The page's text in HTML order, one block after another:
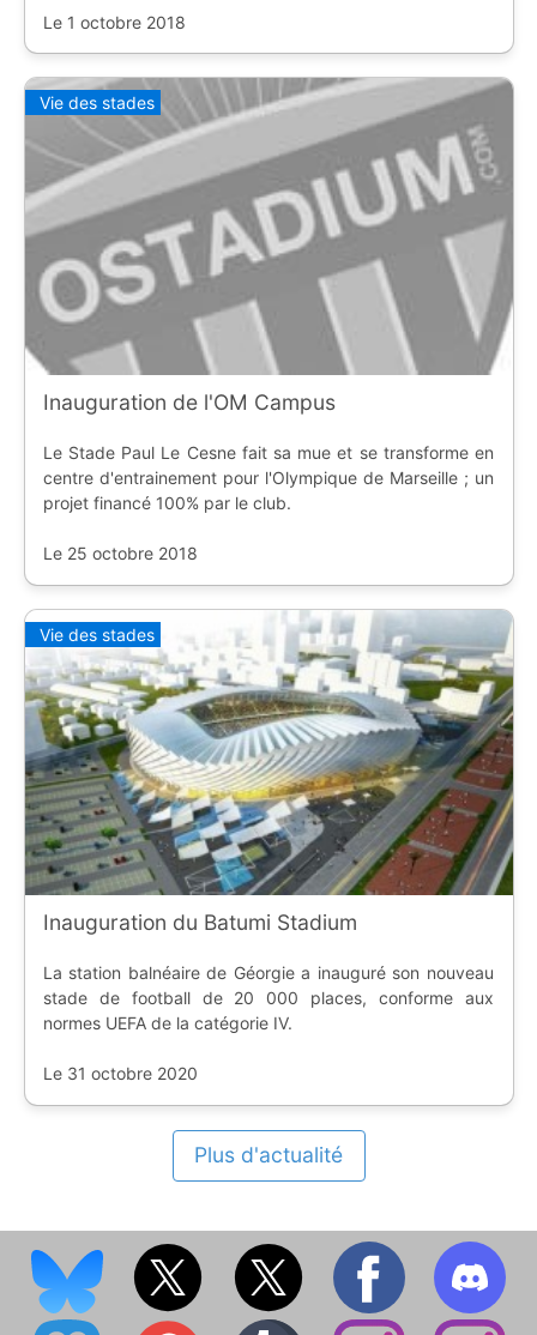
Le 1 octobre 2018
Vie des stades
Inauguration de l'OM Campus
Le Stade Paul Le Cesne fait sa mue et se transforme en
centre d'entrainement pour l'Olympique de Marseille ; un
projet financé 100% par le club.
Le 25 octobre 2018
Vie des stades
Inauguration du Batumi Stadium
La station balnéaire de Géorgie a inauguré son nouveau
stade de football de 20 000 places, conforme aux
normes UEFA de la catégorie IV.
Le 31 octobre 2020
Plus d'actualité